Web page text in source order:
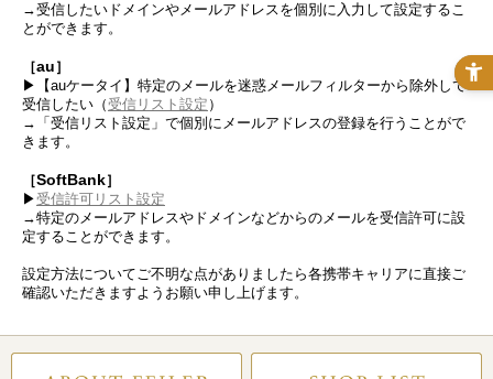
→受信したいドメインやメールアドレスを個別に入力して設定するこ
とができます。
［au ］
▶【auケータイ】特定のメールを迷惑メールフィルターから除外して
受信したい（受信リスト設定 ）
→「受信リスト設定」で個別にメールアドレスの登録を行うことがで
きます。
［SoftBank］
▶受信許可リスト設定
→特定のメールアドレスやドメインなどからのメールを受信許可に設
定することができます。
設定方法についてご不明な点がありましたら各携帯キャリアに直接ご
確認いただきますようお願い申し上げます。